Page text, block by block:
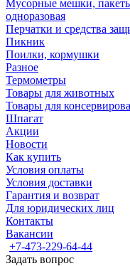
Мусорные мешки,
одноразовая
Перчатки и средства
Пикник
Поилки, кормушки
Разное
Термометры
Товары для животных
Товары для
Шпагат
Акции
Новости
Как купить
Условия оплаты
Условия доставки
Гарантия и возврат
Для юридических лиц
Контакты
Вакансии
+7-473-229-64-44
Задать вопрос